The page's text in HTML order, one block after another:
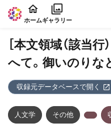
本文に飛ぶ
ホームギャラリー
［本文領域（該当
へて。御いのりな
収録元データベースで開く
人文学 その他